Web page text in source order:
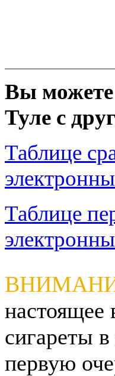
Вы можете
Туле с
Таблице
Таблице
настоящее
сигареты
первую